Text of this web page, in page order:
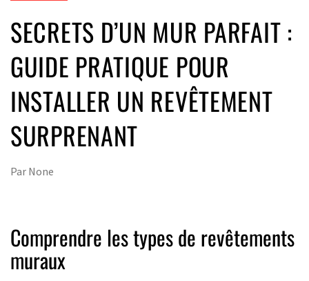
SECRETS D’UN MUR PARFAIT :
GUIDE PRATIQUE POUR
INSTALLER UN REVÊTEMENT
SURPRENANT
Par None
Comprendre les types de revêtements
muraux